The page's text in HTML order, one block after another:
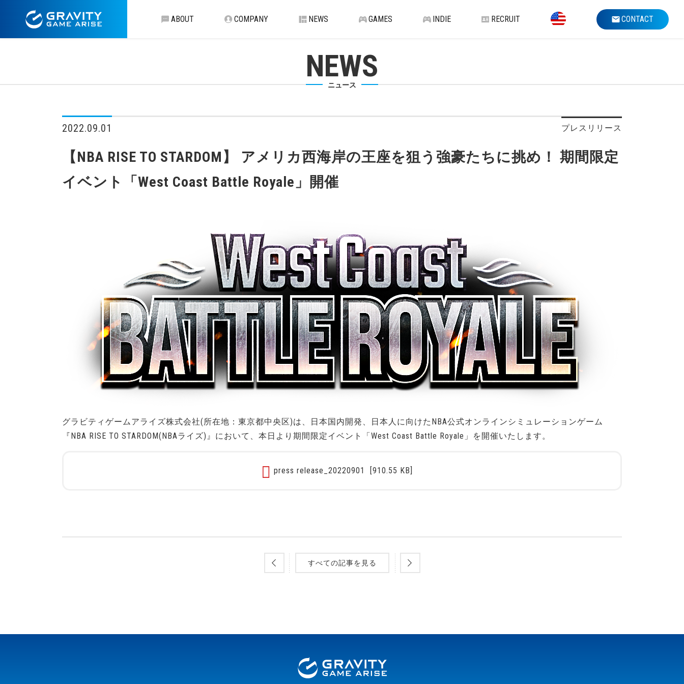
ABOUT COMPANY NEWS GAMES INDIE RECRUIT CONTACT
NEWS
ニュース
2022.09.01 プレスリリース
【NBA RISE TO STARDOM】 アメリカ西海岸の王座を狙う強豪たちに挑め！ 期間限定
イベント「West Coast Battle Royale」開催
グラビティゲームアライズ株式会社(所在地：東京都中央区)は、日本国内開発、日本人に向けたNBA公式オンラインシミュレーションゲーム
『NBA RISE TO STARDOM(NBAライズ)』において、本日より期間限定イベント「West Coast Battle Royale」を開催いたします。
press release_20220901 [910.55 KB]
すべての記事を見る